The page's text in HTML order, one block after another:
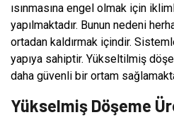
ısınmasına engel olmak için
yapılmaktadır. Bunun nedeni
ortadan kaldırmak içindir.
yapıya sahiptir. Yükseltilmiş
daha güvenli bir ortam
Yükselmiş Döşeme